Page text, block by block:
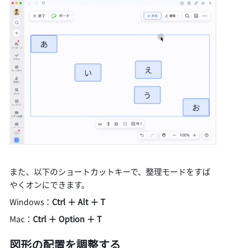
また、以下のショートカットキーで、整理モードをすば
やくオンにできます。
Windows： Ctrl ＋ Alt ＋ T
Mac： Ctrl ＋ Option ＋ T
図形の配置を調整する